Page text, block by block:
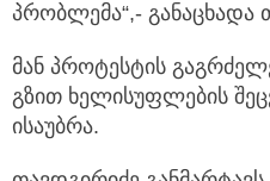
პრობლემა“,- განაცხადა
მან პროტესტის
გზით ხელისუფლების
ისაუბრა.